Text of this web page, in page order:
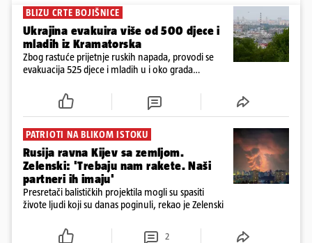
BLIZU CRTE BOJIŠNICE
Ukrajina evakuira više od 500 djece i
mladih iz Kramatorska
Zbog rastuće prijetnje ruskih napada, provodi se
evakuacija 525 djece i mladih u i oko grada
PATRIOTI NA BLIKOM ISTOKU
Rusija ravna Kijev sa zemljom.
Zelenski: 'Trebaju nam rakete. Naši
partneri ih imaju'
Presretači balističkih projektila mogli su spasiti
živote ljudi koji su danas poginuli, rekao je Zelenski
2